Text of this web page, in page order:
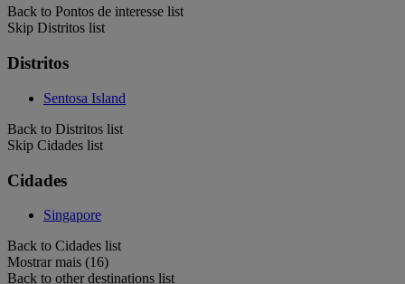
Back to Pontos de interesse list
Skip Distritos list
Distritos
Sentosa Island
Back to Distritos list
Skip Cidades list
Cidades
Singapore
Back to Cidades list
Mostrar mais (16)
Back to other destinations list